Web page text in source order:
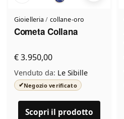
Gioielleria / collane-oro
Cometa Collana
€ 3.950,00
Venduto da: Le Sibille
✔Negozio verificato
Scopri il prodotto